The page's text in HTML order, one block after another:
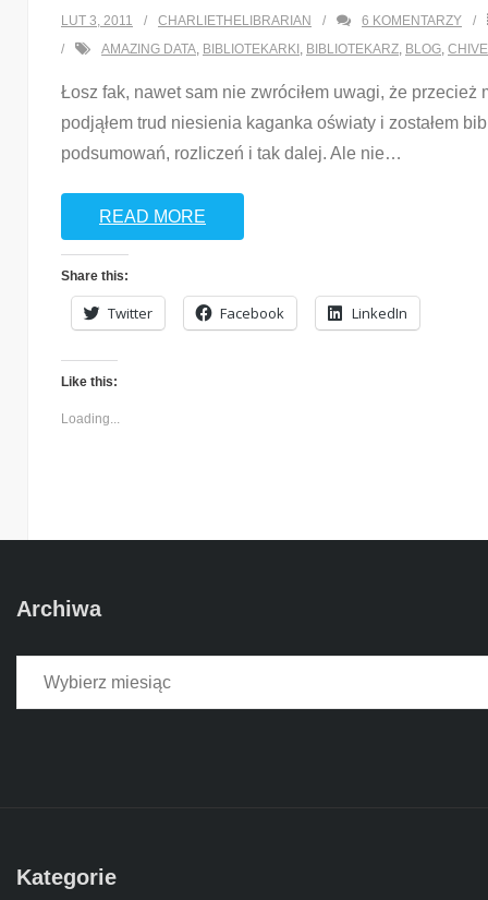
LUT 3, 2011 CHARLIETHELIBRARIAN 6 KOMENTARZY
AMAZING DATA, BIBLIOTEKARKI , BIBLIOTEKARZ, BLOG, CHIVE
Łosz fak, nawet sam nie zwróciłem uwagi, że przecież
podjąłem trud niesienia kaganka oświaty i zostałem
podsumowań, rozliczeń i tak dalej. Ale nie…
READ MORE
Share this:
Twitter Facebook LinkedIn
Like this:
Loading...
Archiwa
Kategorie